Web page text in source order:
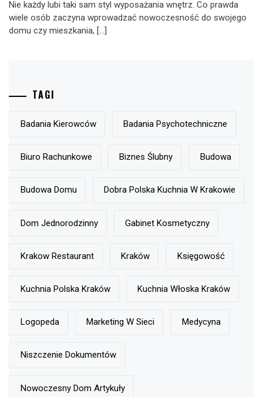
Nie każdy lubi taki sam styl wyposażania wnętrz. Co prawda
wiele osób zaczyna wprowadzać nowoczesność do swojego
domu czy mieszkania, […]
TAGI
Badania Kierowców Badania Psychotechniczne
Biuro Rachunkowe Biznes Ślubny Budowa
Budowa Domu Dobra Polska Kuchnia W Krakowie
Dom Jednorodzinny Gabinet Kosmetyczny
Krakow Restaurant Kraków Księgowość
Kuchnia Polska Kraków Kuchnia Włoska Kraków
Logopeda Marketing W Sieci Medycyna
Niszczenie Dokumentów
Nowoczesny Dom Artykuły